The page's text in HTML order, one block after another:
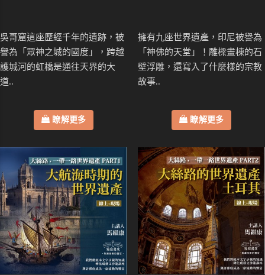
吳哥窟這座歷經千年的遺跡，被
譽為「眾神之城的國度」，跨越
護城河的虹橋是通往天界的大
道..
瞭解更多
擁有九座世界遺產，印尼被譽為
「神佛的天堂」！雕樑畫棟的石
壁浮雕，還寫入了什麼樣的宗教
故事..
瞭解更多